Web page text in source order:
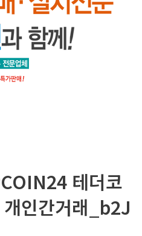
테더코
인간거래_b2J